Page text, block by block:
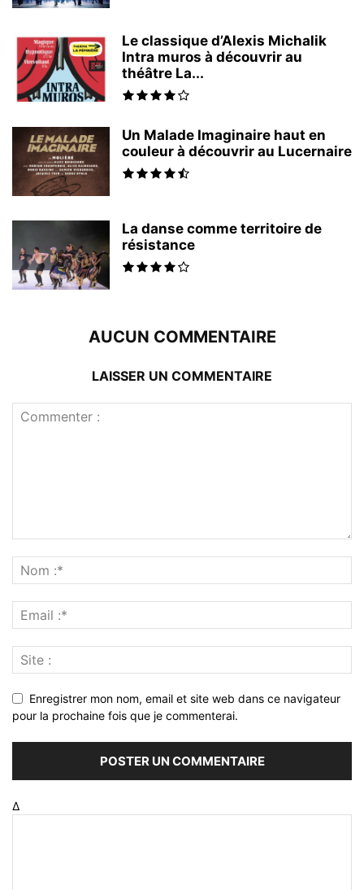
Le classique d’Alexis Michalik
Intra muros à découvrir au
théâtre La...
Un Malade Imaginaire haut en
couleur à découvrir au Lucernaire
La danse comme territoire de
résistance
AUCUN COMMENTAIRE
LAISSER UN COMMENTAIRE
Enregistrer mon nom, email et site web dans ce navigateur
pour la prochaine fois que je commenterai.
Δ